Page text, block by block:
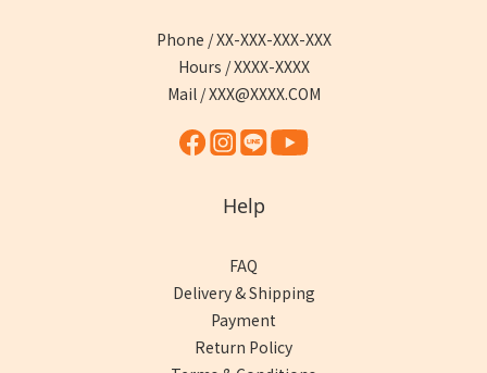
Phone / XX-XXX-XXX-XXX
Hours / XXXX-XXXX
Mail / XXX@XXXX.COM
Help
FAQ
Delivery & Shipping
Payment
Return Policy